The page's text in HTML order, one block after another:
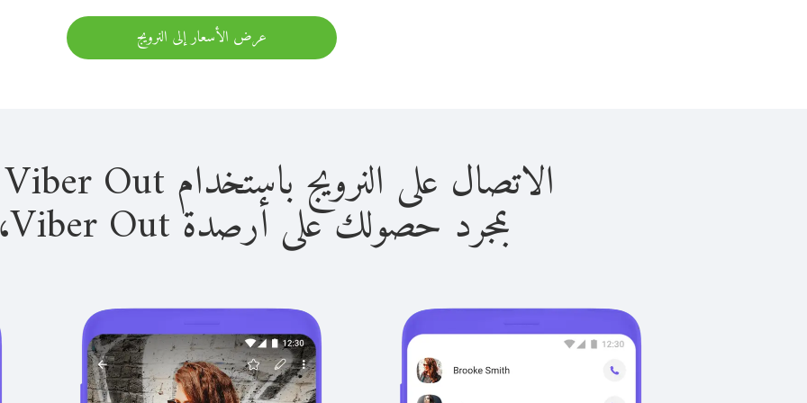
عرض الأسعار إلى النرويج
الاتصال على النرويج باستخدام Viber Out سهل للغاية.
بمجرد حصولك على أرصدة Viber Out، يمكنك: